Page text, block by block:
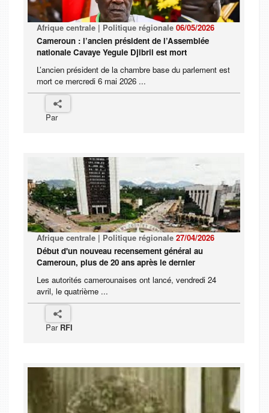
Afrique centrale | Politique régionale 06/05/2026
Cameroun : l’ancien président de l’Assemblée
nationale Cavaye Yeguie Djibril est mort
L’ancien président de la chambre base du parlement est
mort ce mercredi 6 mai 2026 ...
Par
Afrique centrale | Politique régionale 27/04/2026
Début d'un nouveau recensement général au
Cameroun, plus de 20 ans après le dernier
Les autorités camerounaises ont lancé, vendredi 24
avril, le quatrième ...
Par RFI